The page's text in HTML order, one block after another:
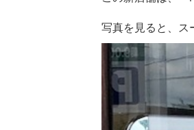
写真を見ると、ス